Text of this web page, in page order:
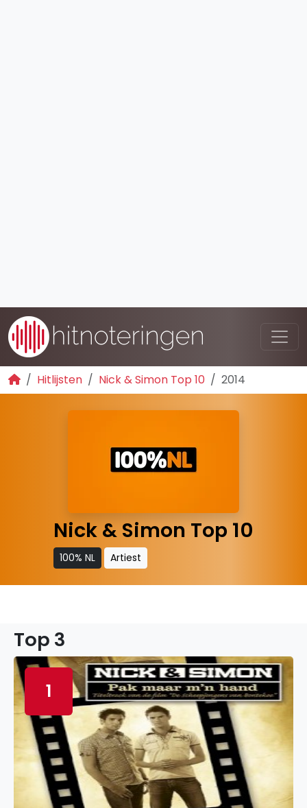
Hitlijsten Nick & Simon Top 10 2014
Nick & Simon Top 10
100% NL Artiest
Top 3
1